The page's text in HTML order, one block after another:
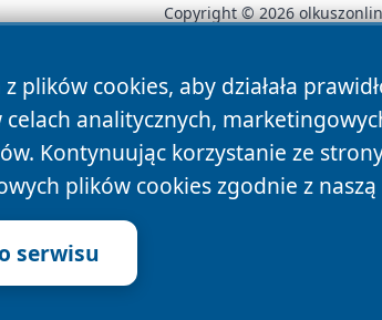
plików cookies, aby działała
analitycznych,
Kontynuując korzystanie ze
plików cookies zgodnie z naszą
serwisu
Copyright © 2026
News Autorzy Polityka